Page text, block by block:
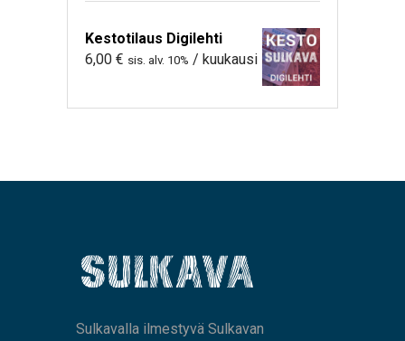
Kestotilaus Digilehti
6,00 € sis. alv. 10% / kuukausi
Sulkavalla ilmestyvä Sulkavan